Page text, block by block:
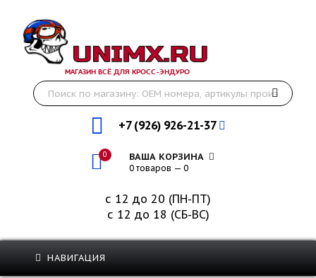
МАГАЗИН ВСЁ ДЛЯ КРОСС-ЭНДУРО
+7 (926) 926-21-37
0 ВАША КОРЗИНА
0 товаров — 0
с 12 до 20 (ПН-ПТ)
с 12 до 18 (СБ-ВС)
НАВИГАЦИЯ